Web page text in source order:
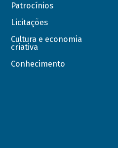
Patrocínios
Licitações
Cultura e economia
criativa
Conhecimento